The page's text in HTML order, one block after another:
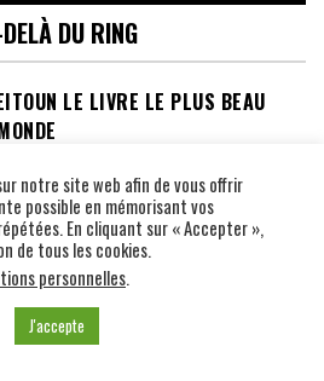
DU RING
LE LIVRE LE PLUS BEAU
LOTO, SAID TAGHMAOUI ET
notre site web afin de vous offrir
possible en mémorisant vos
En cliquant sur « Accepter »,
de tous les cookies.
personnelles.
J'accepte